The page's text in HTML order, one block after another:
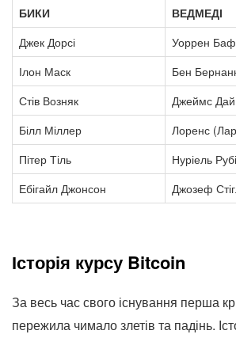
БИКИ
ВЕДМЕДІ
Джек Дорсі
Уоррен
Ілон Маск
Бен
Стів Возняк
Джеймс
Білл Міллер
Лоренс
Пітер Тіль
Нуріель
Ебігайл Джонсон
Джозеф
Історія курсу Bitcoin
За весь час свого існування перша
пережила чимало злетів та падінь.